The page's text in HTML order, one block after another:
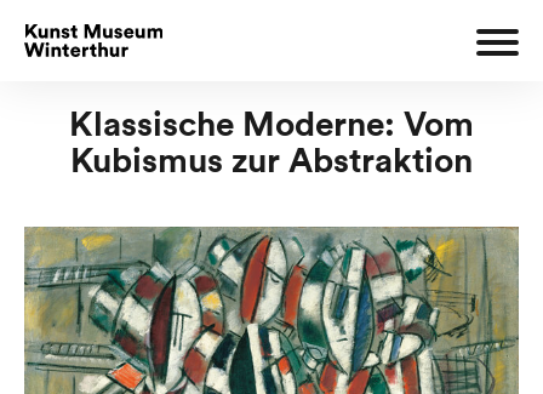
Klassische Moderne: Vom
Kubismus zur Abstraktion